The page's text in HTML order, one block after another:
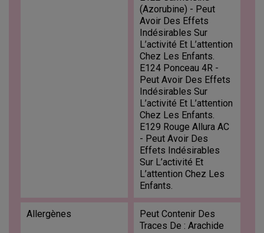
(Azorubine) - Peut
Avoir Des Effets
Indésirables Sur
L’activité Et L’attention
Chez Les Enfants.
E124 Ponceau 4R -
Peut Avoir Des Effets
Indésirables Sur
L’activité Et L’attention
Chez Les Enfants.
E129 Rouge Allura AC
- Peut Avoir Des
Effets Indésirables
Sur L’activité Et
L’attention Chez Les
Enfants.
Allergènes
Peut Contenir Des
Traces De : Arachide